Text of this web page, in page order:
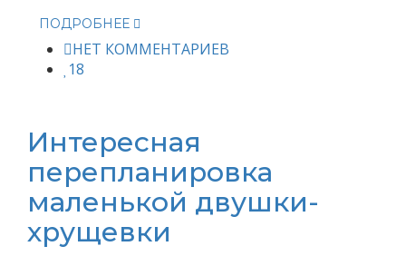
ПОДРОБНЕЕ
НЕТ КОММЕНТАРИЕВ
18
Интересная
перепланировка
маленькой двушки-
хрущевки